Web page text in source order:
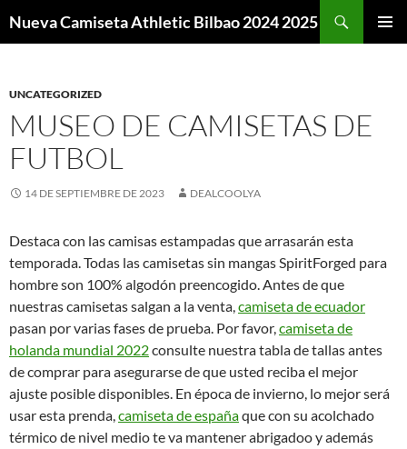
Nueva Camiseta Athletic Bilbao 2024 2025
UNCATEGORIZED
MUSEO DE CAMISETAS DE
FUTBOL
14 DE SEPTIEMBRE DE 2023 DEALCOOLYA
Destaca con las camisas estampadas que arrasarán esta
temporada. Todas las camisetas sin mangas SpiritForged para
hombre son 100% algodón preencogido. Antes de que
nuestras camisetas salgan a la venta,camiseta de ecuador
pasan por varias fases de prueba. Por favor,camiseta de
holanda mundial 2022consulte nuestra tabla de tallas antes
de comprar para asegurarse de que usted reciba el mejor
ajuste posible disponibles. En época de invierno, lo mejor será
usar esta prenda,camiseta de españaque con su acolchado
térmico de nivel medio te va mantener abrigadoo y además